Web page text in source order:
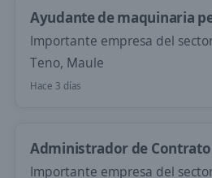
Ayudante de maquinaria
Importante empresa del
Teno, Maule
Hace 3 días
Administrador de Contrato
Importante empresa del